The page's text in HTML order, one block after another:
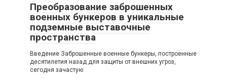
Преобразование заброшенных
военных бункеров в уникальные
подземные выставочные
пространства
Введение Заброшенные военные бункеры, построенные
десятилетия назад для защиты от внешних угроз,
сегодня зачастую